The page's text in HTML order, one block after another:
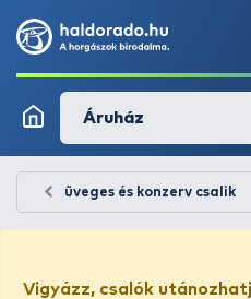
Áruház
üveges és konzerv csalik
Vigyázz, csalók